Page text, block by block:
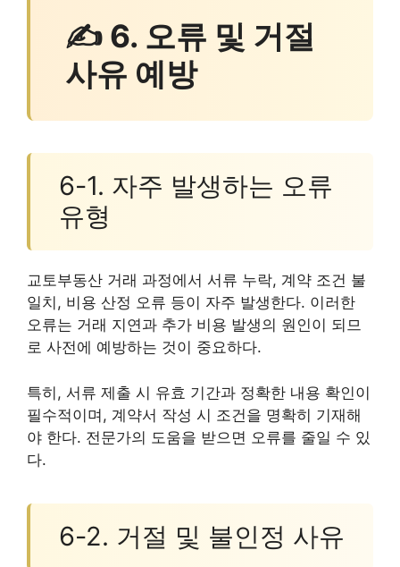
✍ 6. 오류 및 거절
사유 예방
6-1. 자주 발생하는 오류
유형
교토부동산 거래 과정에서 서류 누락, 계약 조건 불
일치, 비용 산정 오류 등이 자주 발생한다. 이러한
오류는 거래 지연과 추가 비용 발생의 원인이 되므
로 사전에 예방하는 것이 중요하다.
특히, 서류 제출 시 유효 기간과 정확한 내용 확인이
필수적이며, 계약서 작성 시 조건을 명확히 기재해
야 한다. 전문가의 도움을 받으면 오류를 줄일 수 있
다.
6-2. 거절 및 불인정 사유